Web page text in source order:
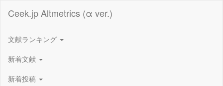
Ceek.jp Altmetrics (α ver.)
文献ランキング
新着文献
新着投稿